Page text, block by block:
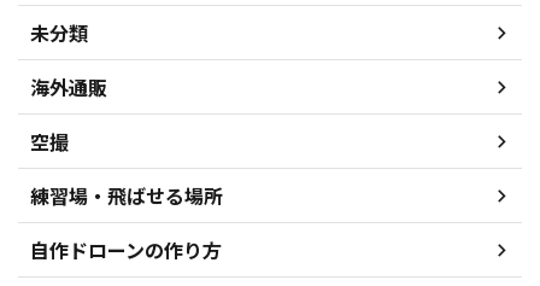
未分類
海外通販
空撮
練習場・飛ばせる場所
自作ドローンの作り方